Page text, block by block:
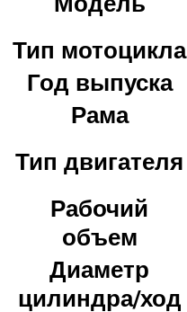
Тип мотоцикла
Год выпуска
Рама
Тип двигателя
Рабочий
объем
Диаметр
цилиндра/ход